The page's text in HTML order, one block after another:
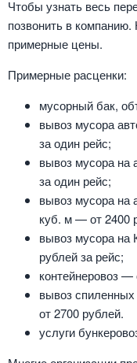
Чтобы узнать весь
позвонить в
примерные цены.
Примерные расценки:
мусорный бак,
вывоз мусора
за один рейс;
вывоз мусора на
за один рейс;
вывоз мусора
куб. м — от 2400
вывоз мусора
рублей за рейс;
контейнеровоз —
вывоз
от 2700 рублей.
услуги